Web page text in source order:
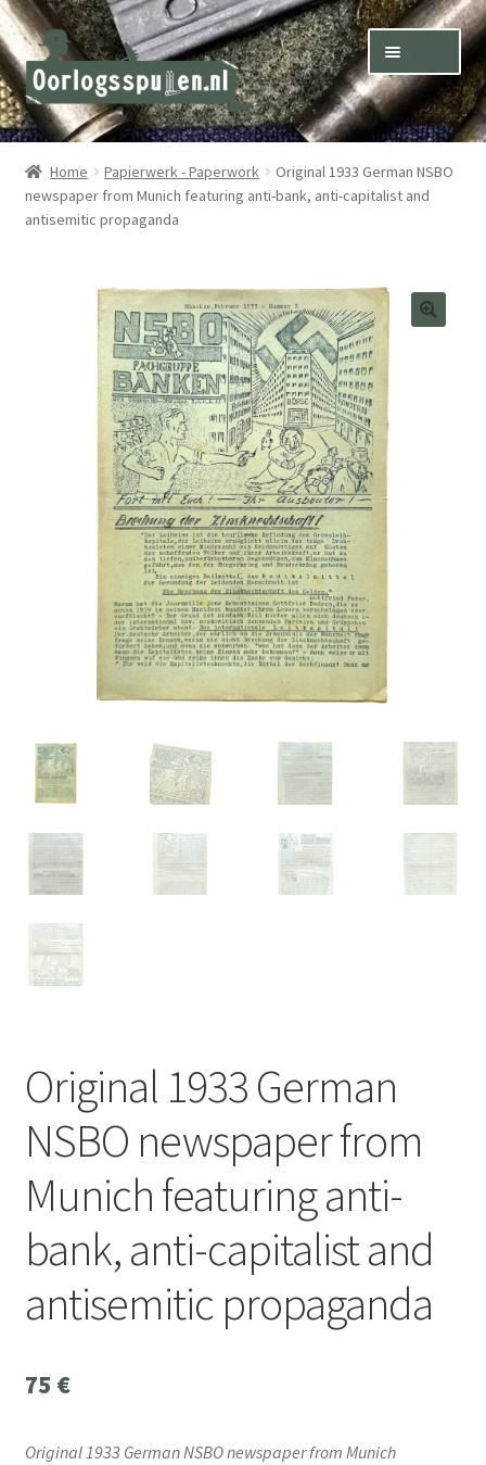
Skip
to
navigation
Skip
to
content
Winkel – Shop
Over ons – About us
Terms & Conditions – Shipping & Delivery
Home Papierwerk - Paperwork
Original 1933 German NSBO
newspaper from Munich featuring anti-bank, anti-capitalist and
antisemitic propaganda
Original 1933 German
NSBO newspaper from
Munich featuring anti-
bank, anti-capitalist and
antisemitic propaganda
75 €
Original 1933 German NSBO newspaper from Munich